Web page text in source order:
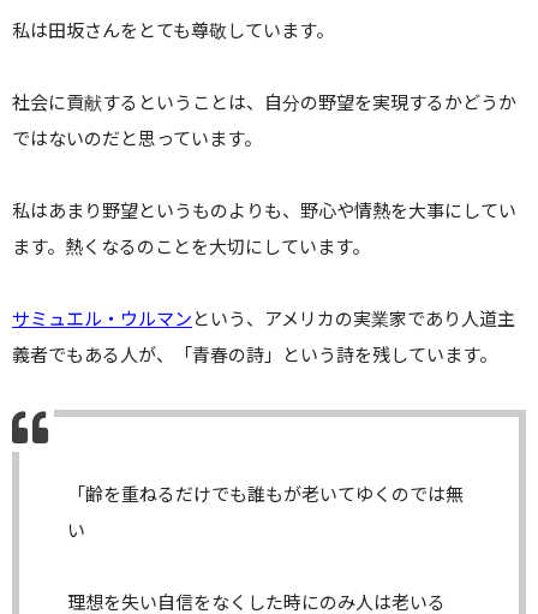
私は田坂さんをとても尊敬しています。
社会に貢献するということは、自分の野望を実現するかどうか
ではないのだと思っています。
私はあまり野望というものよりも、 野心や情熱を大事にしてい
ます。 熱くなるのことを大切にしています。
サミュエル・ウルマン という、アメリカの実業家であり人道主
義者でもある人が、「青春の詩」という詩を残しています。
「齢を重ねるだけでも誰もが老いてゆくのでは無
い
理想を失い自信をなくした時にのみ人は老いる